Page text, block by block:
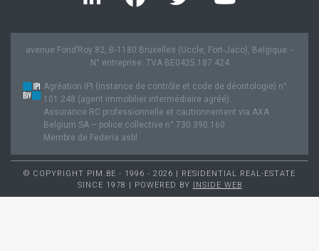
avenue Fond’Roy 82, B-1180 Bruxelles (Uccle, Fort-Jaco), Belgique. -
N° entreprise: TVA BE0425.187.424
Agréation IPI (instance de contrôle et code de déontologie) n°
101.248 (agent immobilier intermédiaire agréé).
Assurance RC professionnelle et cautionnement via AXA
Belgium SA – police collective n° 730.390.160
Membre de Federia asbl
© COPYRIGHT PIM.BE - 1996 - 2026 | RESIDENTIAL REAL-ESTATE
SINCE 1978 | POWERED BY INSIDE WEB